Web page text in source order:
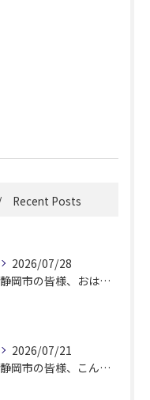
Recent Posts
2026/07/28
静岡市の皆様、おはようございます。
2026/07/21
静岡市の皆様、こんにちは！